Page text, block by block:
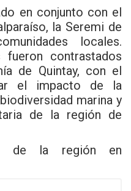
en conjunto con el
la Seremi de
locales.
fueron contrastados
de Quintay, con el
el impacto de la
marina y
de la región de
de la región en